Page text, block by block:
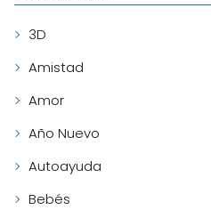
3D
Amistad
Amor
Año Nuevo
Autoayuda
Bebés